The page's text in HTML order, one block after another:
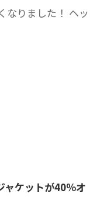
なりました！ ヘッ
ケットが40％オ